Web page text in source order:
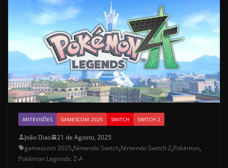
ANTEVISÕES GAMESCOM 2025 SWITCH SWITCH 2
João Dias
21 de Agosto, 2025
gamescom 2025,Nintendo Switch,Nintendo Switch 2,Pokémon,
Pokémon Legends: Z-A